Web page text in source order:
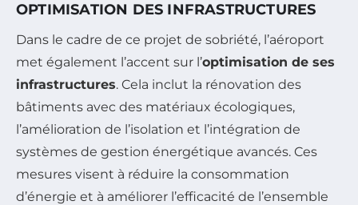
OPTIMISATION DES INFRASTRUCTURES
Dans le cadre de ce projet de sobriété, l’aéroport
met également l’accent sur l’optimisation de ses
infrastructures. Cela inclut la rénovation des
bâtiments avec des matériaux écologiques,
l’amélioration de l’isolation et l’intégration de
systèmes de gestion énergétique avancés. Ces
mesures visent à réduire la consommation
d’énergie et à améliorer l’efficacité de l’ensemble